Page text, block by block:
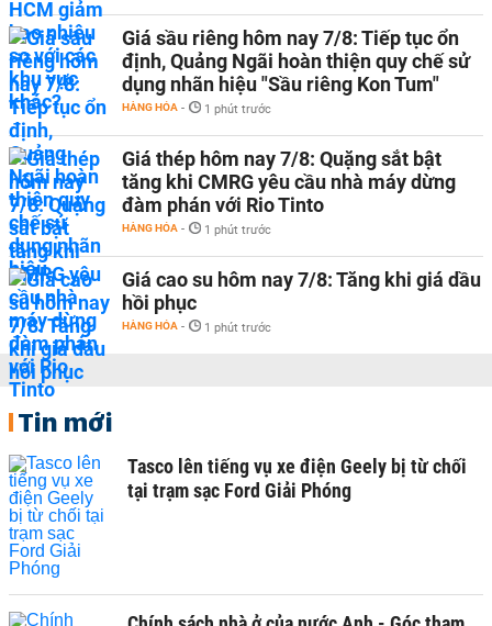
Giá sầu riêng hôm nay 7/8: Tiếp tục ổn
định, Quảng Ngãi hoàn thiện quy chế sử
dụng nhãn hiệu "Sầu riêng Kon Tum"
HÀNG HÓA - 1 phút trước
Giá thép hôm nay 7/8: Quặng sắt bật
tăng khi CMRG yêu cầu nhà máy dừng
đàm phán với Rio Tinto
HÀNG HÓA - 1 phút trước
Giá cao su hôm nay 7/8: Tăng khi giá dầu
hồi phục
HÀNG HÓA - 1 phút trước
Tin mới
Tasco lên tiếng vụ xe điện Geely bị từ chối
tại trạm sạc Ford Giải Phóng